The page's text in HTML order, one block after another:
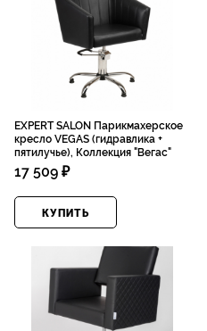
EXPERT SALON Парикмахерское
кресло VEGAS (гидравлика +
пятилучье), Коллекция "Вегас"
17 509 ₽
КУПИТЬ